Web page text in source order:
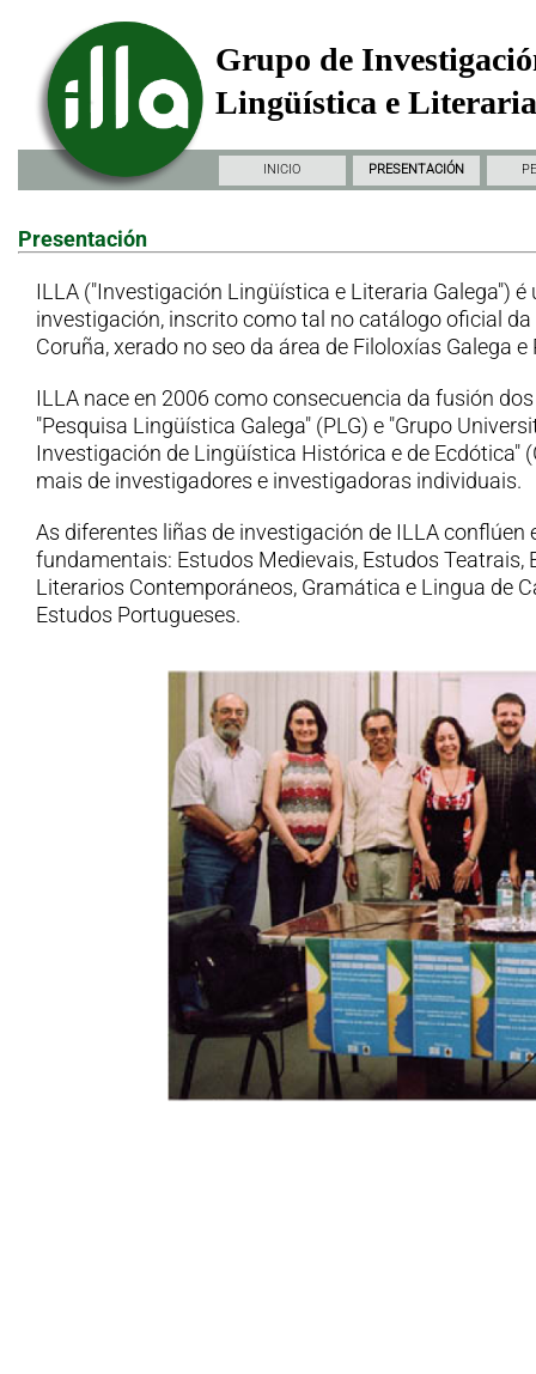
Grupo de
Lingüística e
INICIO PRESENTACIÓN
Presentación
ILLA ("Investigación Lingüística e Literaria Galega") é
investigación, inscrito como tal no catálogo oficial da
Coruña, xerado no seo da área de Filoloxías Galega e
ILLA nace en 2006 como consecuencia da fusión
"Pesquisa Lingüística Galega" (PLG) e "Grupo
Investigación de Lingüística Histórica e de Ecdótica"
mais de investigadores e investigadoras individuais.
As diferentes liñas de investigación de ILLA conflúen
fundamentais: Estudos Medievais, Estudos Teatrais,
Literarios Contemporáneos, Gramática e Lingua de
Estudos Portugueses.